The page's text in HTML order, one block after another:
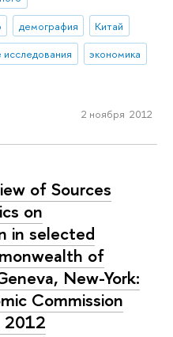
демография
Китай
исследования
экономика
2 ноября 2012
of Sources
on
in selected
of
New-York:
Commission
2012